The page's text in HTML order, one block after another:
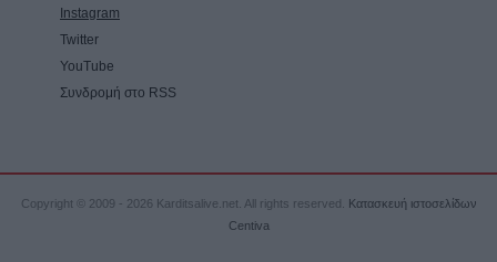
Instagram
Twitter
YouTube
Συνδρομή στο RSS
Copyright © 2009 - 2026 Karditsalive.net. All rights reserved.
Κατασκευή ιστοσελίδων
Centiva